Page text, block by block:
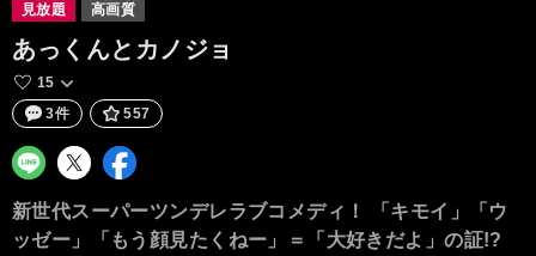
見放題 高画質
あっくんとカノジョ
15
3件
557
新世代スーパーツンデレラブコメディ！ 「キモイ」「ウ
ッゼー」「もう顔見たくねー」＝「大好きだよ」の証!?